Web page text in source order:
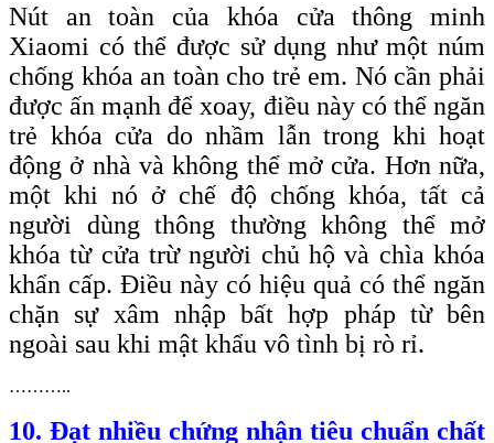
Nút an toàn của khóa cửa thông minh
Xiaomi có thể được sử dụng như một núm
chống khóa an toàn cho trẻ em. Nó cần phải
được ấn mạnh để xoay, điều này có thể ngăn
trẻ khóa cửa do nhầm lẫn trong khi hoạt
động ở nhà và không thể mở cửa. Hơn nữa,
một khi nó ở chế độ chống khóa, tất cả
người dùng thông thường không thể mở
khóa từ cửa trừ người chủ hộ và chìa khóa
khẩn cấp. Điều này có hiệu quả có thể ngăn
chặn sự xâm nhập bất hợp pháp từ bên
ngoài sau khi mật khẩu vô tình bị rò rỉ.
………..
10. Đạt nhiều chứng nhận tiêu chuẩn chất